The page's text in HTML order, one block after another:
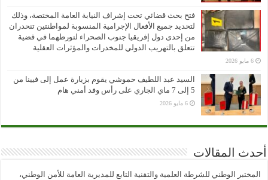
فتح بحث قضائي تحت إشراف النيابة العامة المختصة، وذلك
لتحديد جميع الأفعال الإجرامية المنسوبة لمواطنتين تنحدران
من إحدى دول إفريقيا جنوب الصحراء لتورطهما في قضية
تتعلق بالتهريب الدولي للمخدرات والمؤثرات العقلية
6 مايو 2026
السيد عبد اللطيف حموشي يقوم بزيارة عمل إلى فيينا من
5 إلى 7 ماي الجاري على رأس وفد أمني هام
6 مايو 2026
أحدث المقالات
المختبر الوطني للشرطة العلمية والتقنية التابع للمديرية العامة للأمن الوطني،